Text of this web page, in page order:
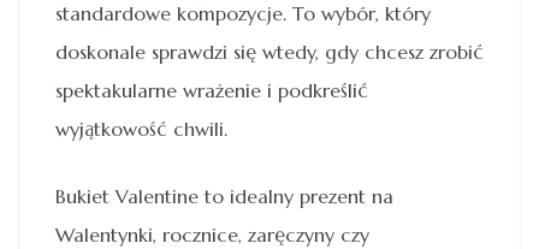
standardowe kompozycje. To wybór, który
doskonale sprawdzi się wtedy, gdy chcesz zrobić
spektakularne wrażenie i podkreślić
wyjątkowość chwili.
Bukiet Valentine to idealny prezent na
Walentynki, rocznice, zaręczyny czy